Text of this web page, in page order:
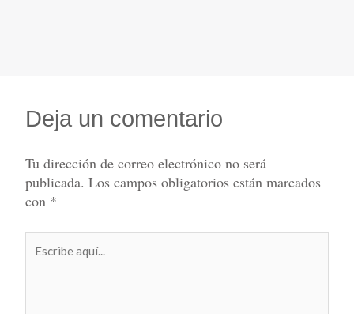
Deja un comentario
Tu dirección de correo electrónico no será
publicada. Los campos obligatorios están marcados
con *
aquí...